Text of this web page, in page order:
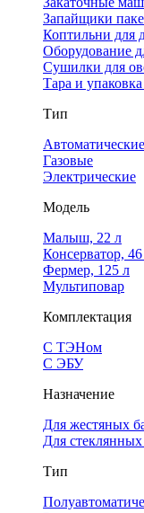
Запайщики
Коптильни для
Оборудование
Сушилки для
Тара и
Тип
Автоматические
Газовые
Электрические
Модель
Малыш, 22 л
Консерватор,
Фермер, 125 л
Мультиповар
Комплектация
С ТЭНом
С ЭБУ
Назначение
Для жестяных
Для
Тип